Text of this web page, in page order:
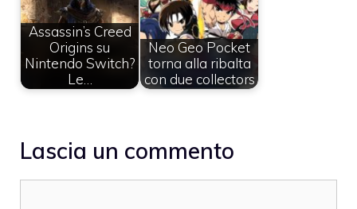
Assassin’s Creed
Origins su
Nintendo Switch?
Le…
Neo Geo Pocket
torna alla ribalta
con due collectors
Lascia un commento